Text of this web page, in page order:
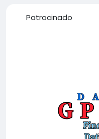
Patrocinado